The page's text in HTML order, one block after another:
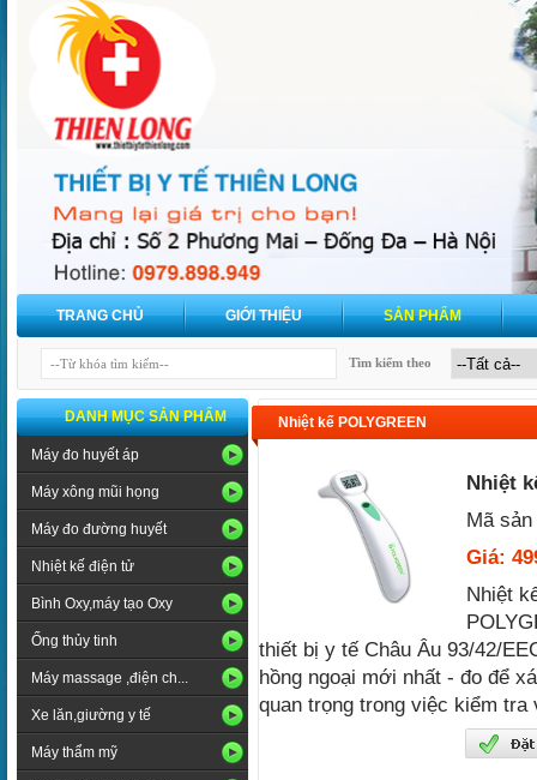
TRANG CHỦ GIỚI THIỆU SẢN PHẨM
Tìm kiếm theo
DANH MỤC SẢN PHẨM
Máy đo huyết áp
Máy xông mũi họng
Máy đo đường huyết
Nhiệt kế điện tử
Bình Oxy,máy tạo Oxy
Ống thủy tinh
Máy massage ,điện ch...
Xe lăn,giường y tế
Máy thẩm mỹ
Nhiệt kế POLYGREEN
Nhiệt
Mã
Giá:
Nhiệt
thiết bị y tế Châu Âu 93/42/
hồng ngoại mới nhất - đo để
quan trọng trong việc kiểm tra